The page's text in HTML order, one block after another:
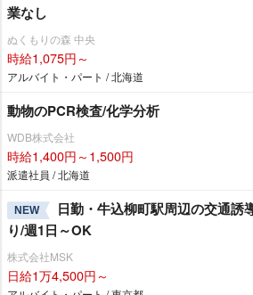
業なし
ぬくもりの森 中央
時給1,075円～
アルバイト・パート / 北海道
動物のPCR検査/化学分析
WDB株式会社
時給1,400円～1,500円
派遣社員 / 北海道
NEW
日勤・牛込柳町駅周辺の交通誘
り/週1日～OK
株式会社MSK
日給1万4,500円～